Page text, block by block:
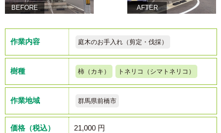
BEFORE AFTER
作業内容 庭木のお手入れ（剪定・伐採）
樹種 柿（カキ） トネリコ（シマトネリコ）
作業地域 群馬県前橋市
価格（税込） 21,000 円